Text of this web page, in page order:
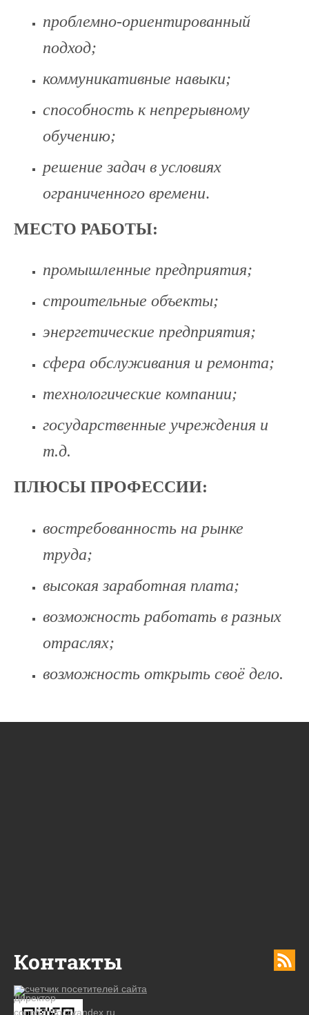
проблемно-ориентированный
подход;
коммуникативные навыки;
способность к непрерывному
обучению;
решение задач в условиях
ограниченного времени.
МЕСТО РАБОТЫ:
промышленные предприятия;
строительные объекты;
энергетические предприятия;
сфера обслуживания и ремонта;
технологические компании;
государственные учреждения и
т.д.
ПЛЮСЫ ПРОФЕССИИ:
востребованность на рынке
труда;
высокая заработная плата;
возможность работать в разных
отраслях;
возможность открыть своё дело.
Контакты
Директор
copp67info@yandex.ru